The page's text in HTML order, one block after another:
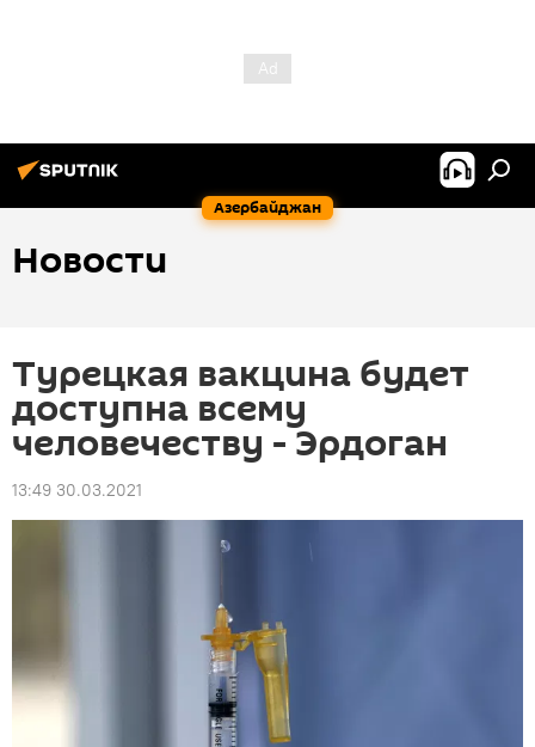
Азербайджан
Новости
Турецкая вакцина будет
доступна всему
человечеству - Эрдоган
13:49 30.03.2021